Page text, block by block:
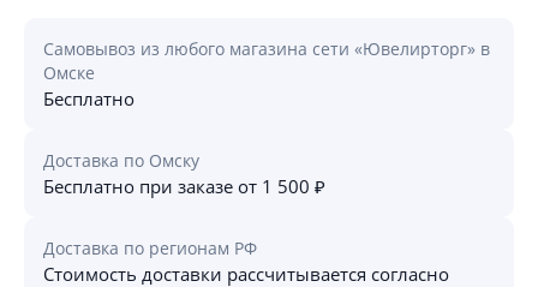
Самовывоз из любого магазина сети «Ювелирторг» в
Омске
Бесплатно
Доставка по Омску
Бесплатно при заказе от 1 500 ₽
Доставка по регионам РФ
Стоимость доставки рассчитывается согласно